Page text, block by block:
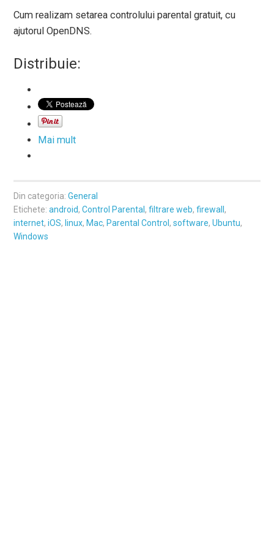
Cum realizam setarea controlului parental gratuit, cu
ajutorul OpenDNS.
Distribuie:
Mai mult
Din categoria:General
Etichete:android,Control Parental ,filtrare web,firewall ,
internet,iOS, linux, Mac, Parental Control ,software,Ubuntu,
Windows